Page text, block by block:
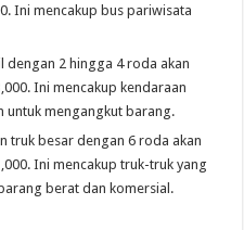
Ini mencakup bus pariwisata
dengan 2 hingga 4 roda akan
Ini mencakup kendaraan
untuk mengangkut barang.
truk besar dengan 6 roda akan
Ini mencakup truk-truk yang
berat dan komersial.